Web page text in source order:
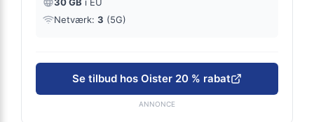
Netværk: 3 (5G)
Se tilbud hos Oister 20 % rabat
ANNONCE